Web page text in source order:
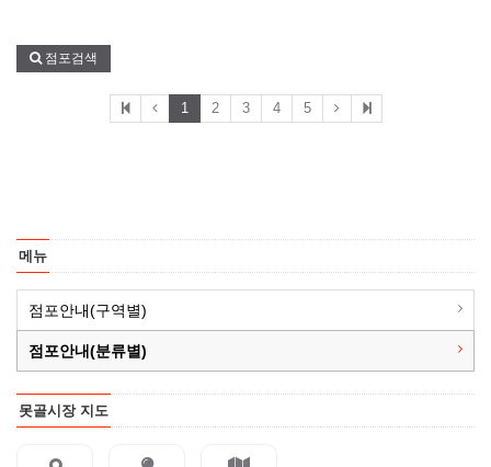
점포검색
1 2 3 4 5
메뉴
점포안내(구역별)
점포안내(분류별)
못골시장 지도